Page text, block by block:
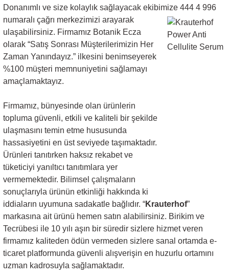
Donanımlı ve size kolaylık sağlayacak ekibimize 444 4 996
numaralı çağrı merkezimizi arayarak
ulaşabilirsiniz. Firmamız Botanik Ecza
olarak “Satış Sonrası Müşterilerimizin Her
Zaman Yanındayız.” ilkesini benimseyerek
%100 müşteri memnuniyetini sağlamayı
amaçlamaktayız.
Firmamız, bünyesinde olan ürünlerin
topluma güvenli, etkili ve kaliteli bir şekilde
ulaşmasını temin etme hususunda
hassasiyetini en üst seviyede taşımaktadır.
Ürünleri tanıtırken haksız rekabet ve
tüketiciyi yanıltıcı tanıtımlara yer
vermemektedir. Bilimsel çalışmaların
sonuçlarıyla ürünün etkinliği hakkında ki
iddiaların uyumuna sadakatle bağlıdır. “Krauterhof”
markasına ait ürünü hemen satın alabilirsiniz. Birikim ve
Tecrübesi ile 10 yılı aşın bir süredir sizlere hizmet veren
firmamız kaliteden ödün vermeden sizlere sanal ortamda e-
ticaret platformunda güvenli alışverişin en huzurlu ortamını
uzman kadrosuyla sağlamaktadır.